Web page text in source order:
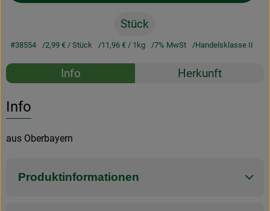
Stück
#38554 2,99 €/ Stück 11,96 €/ 1kg 7% MwSt Handelsklasse II
Rezepte
Info Herkunft
Info
aus Oberbayern
Produktinformationen